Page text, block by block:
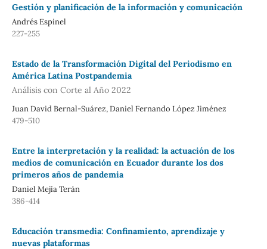
Gestión y planificación de la información y comunicación
Andrés Espinel
227-255
Estado de la Transformación Digital del Periodismo en
América Latina Postpandemia
Análisis con Corte al Año 2022
Juan David Bernal-Suárez, Daniel Fernando López Jiménez
479-510
Entre la interpretación y la realidad: la actuación de los
medios de comunicación en Ecuador durante los dos
primeros años de pandemia
Daniel Mejía Terán
386-414
Educación transmedia: Confinamiento, aprendizaje y
nuevas plataformas